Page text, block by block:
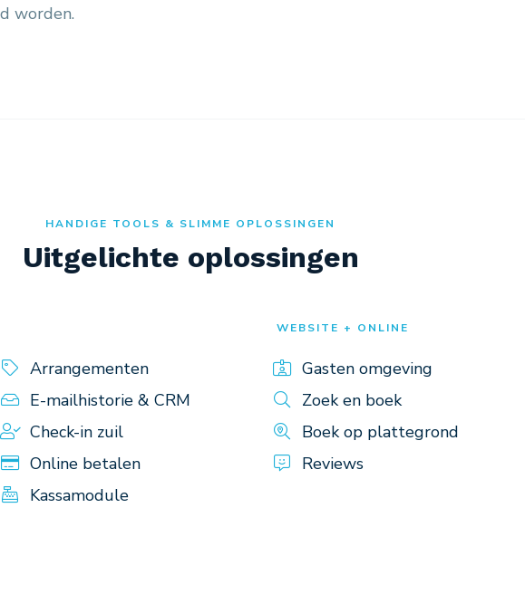
worden.
HANDIGE TOOLS & SLIMME OPLOSSINGEN
Uitgelichte oplossingen
Arrangementen
E-mailhistorie & CRM
Check-in zuil
Online betalen
Kassamodule
WEBSITE + ONLINE
Gasten omgeving
Zoek en boek
Boek op plattegrond
Reviews